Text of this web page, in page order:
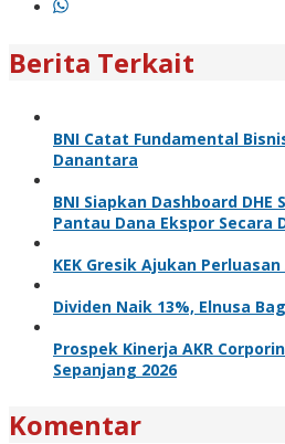
Berita Terkait
BNI Catat Fundamental
Danantara
BNI Siapkan Dashboard DHE
Pantau Dana Ekspor Secara
KEK Gresik Ajukan
Dividen Naik 13%, Elnusa
Prospek Kinerja AKR
Sepanjang 2026
Komentar